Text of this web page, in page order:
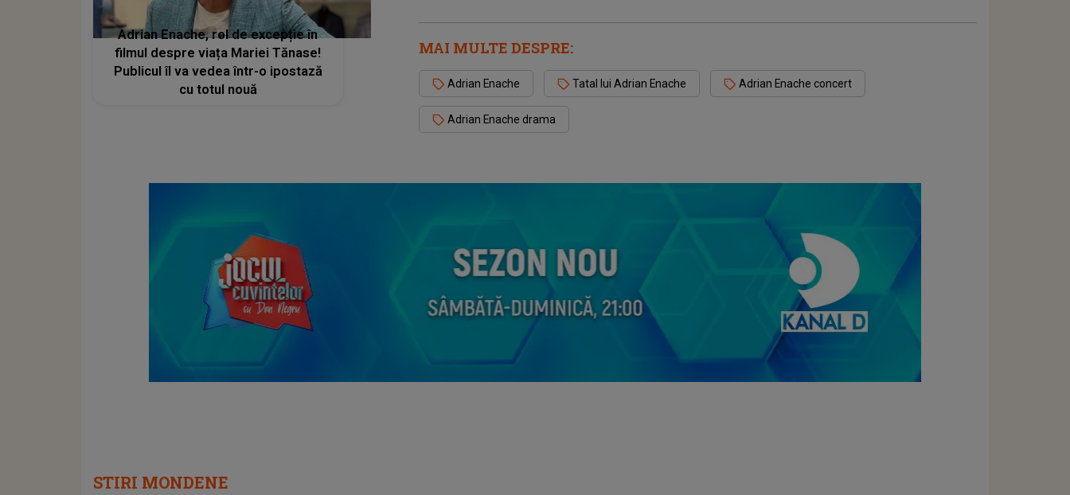
MAI MULTE DESPRE:
Adrian Enache Tatal lui Adrian Enache Adrian Enache concert
Adrian Enache drama
Adrian Enache, rol de excepție în
filmul despre viața Mariei Tănase!
Publicul îl va vedea într-o ipostază
cu totul nouă
STIRI MONDENE